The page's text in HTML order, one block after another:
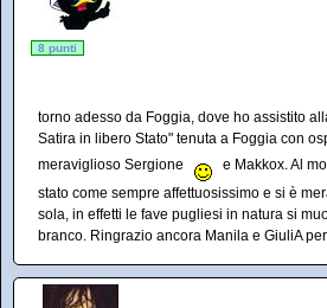
8 punti
torno adesso da Foggia, dove ho assistito
Satira in libero Stato" tenuta a Foggia con
meraviglioso Sergione
e Makkox. Al
stato come sempre affettuosissimo e si è
sola, in effetti le fave pugliesi in natura si
branco. Ringrazio ancora Manila e GiuliA